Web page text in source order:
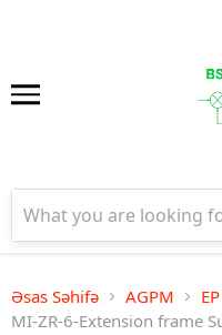
Əsas Səhifə AGPM EP
MI-ZR-6-Extension frame